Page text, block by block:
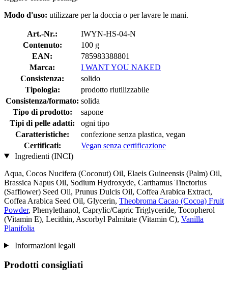
Modo d'uso: utilizzare per la doccia o per lavare le mani.
Art.-Nr.:
IWYN-HS-04-N
Contenuto:
100 g
EAN:
785983388801
Marca:
I WANT YOU NAKED
Consistenza:
solido
Tipologia:
prodotto riutilizzabile
Consistenza/formato: solida
Tipo di prodotto:
sapone
Tipi di pelle adatti:
ogni tipo
Caratteristiche:
confezione senza plastica, vegan
Certificati:
Vegan senza certificazione
Ingredienti (INCI)
Aqua, Cocos Nucifera (Coconut) Oil, Elaeis Guineensis (Palm) Oil,
Brassica Napus Oil, Sodium Hydroxyde, Carthamus Tinctorius
(Safflower) Seed Oil, Prunus Dulcis Oil, Coffea Arabica Extract,
Coffea Arabica Seed Oil, Glycerin, Theobroma Cacao (Cocoa) Fruit
Powder, Phenylethanol, Caprylic/Capric Triglyceride, Tocopherol
(Vitamin E), Lecithin, Ascorbyl Palmitate (Vitamin C), Vanilla
Planifolia
Informazioni legali
Prodotti consigliati